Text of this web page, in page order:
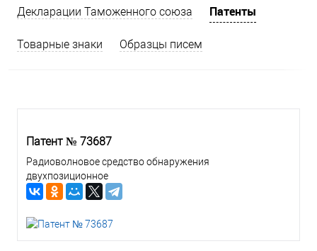
Декларации Таможенного союза Патенты
Товарные знаки Образцы писем
Патент № 73687
Радиоволновое средство обнаружения
двухпозиционное